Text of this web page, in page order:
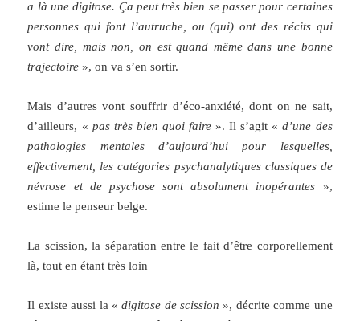
a là une digitose. Ça peut très bien se passer pour certaines
personnes qui font l’autruche, ou (qui) ont des récits qui
vont dire, mais non, on est quand même dans une bonne
trajectoire », on va s’en sortir.
Mais d’autres vont souffrir d’éco-anxiété, dont on ne sait,
d’ailleurs, « pas très bien quoi faire ». Il s’agit «d’une des
pathologies mentales d’aujourd’hui pour lesquelles,
effectivement, les catégories psychanalytiques classiques de
névrose et de psychose sont absolument inopérantes »,
estime le penseur belge.
La scission, la séparation entre le fait d’être corporellement
là, tout en étant très loin
Il existe aussi la «digitose de scission », décrite comme une